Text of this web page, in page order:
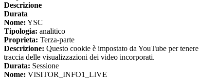
Descrizione
Durata
Nome: YSC
Tipologia: analitico
Proprieta: Terza-parte
Descrizione: Questo cookie è impostato da YouTube per tenere
traccia delle visualizzazioni dei video incorporati.
Durata: Sessione
Nome: VISITOR_INFO1_LIVE